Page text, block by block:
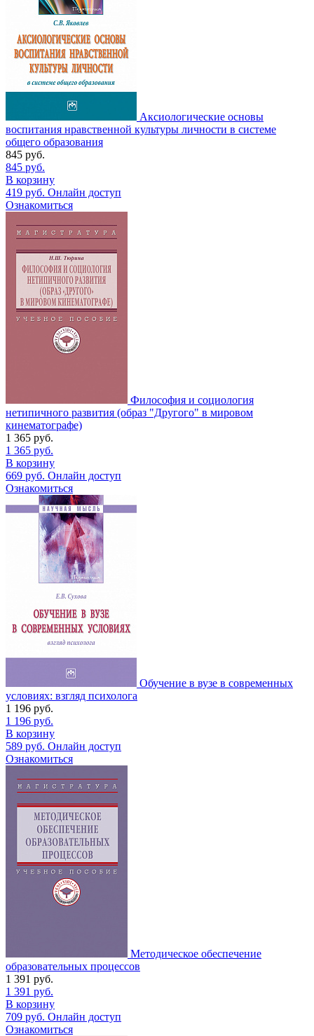
Аксиологические основы
воспитания нравственной культуры личности в системе
общего образования
845 руб.
845 руб.
В корзину
419 руб. Онлайн доступ
Ознакомиться
Философия и социология
нетипичного развития (образ "Другого" в мировом
кинематографе)
1 365 руб.
1 365 руб.
В корзину
669 руб. Онлайн доступ
Ознакомиться
Обучение в вузе в современных
условиях: взгляд психолога
1 196 руб.
1 196 руб.
В корзину
589 руб. Онлайн доступ
Ознакомиться
Методическое обеспечение
образовательных процессов
1 391 руб.
1 391 руб.
В корзину
709 руб. Онлайн доступ
Ознакомиться